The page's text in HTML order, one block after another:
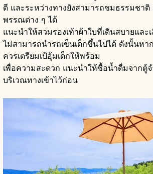
ดี และระหว่างทางยังสามารถชมธรรมชา
พรรณต่าง ๆ ได้
แนะนำให้สวมรองเท้าผ้าใบที่เดินสบายและ
ไม่สามารถนำรถเข็นเด็กขึ้นไปได้ ดังนั้นหา
ควรเตรียมเป้อุ้มเด็กให้พร้อม
เพื่อความสะดวก แนะนำให้ซื้อน้ำดื่มจากตู้
บริเวณทางเข้าไว้ก่อน